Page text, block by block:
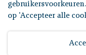
op 'Accepteer alle
Volg ons op: